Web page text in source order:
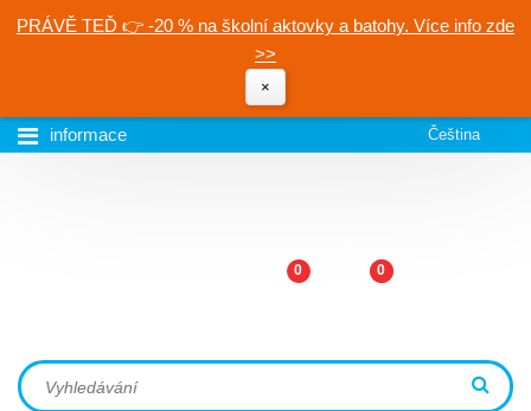
PRÁVĚ TEĎ 👉 -20 % na školní aktovky a batohy. Více info zde
>>
×
informace Čeština
0 0